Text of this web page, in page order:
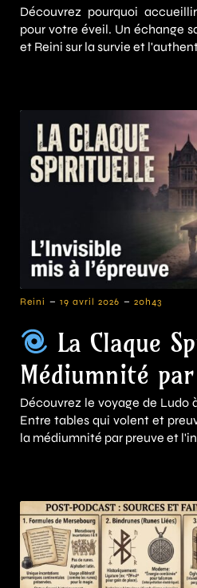
Découvrez pourquoi
pour votre éveil. Un échange
et Reini sur la survie et
Reini - 19 avril 2026 - 20h43
La Claque
Médiumnité
Découvrez le voyage de Ludo
Entre tables qui volent et
la médiumnité par preuve et